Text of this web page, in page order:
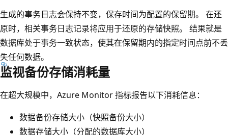
生成的事务日志会保持不变，保存时间为配置的保留期。 在还
原时，相关事务日志记录将应用于还原的存储快照。 结果就是
数据库处于事务一致状态，使其在保留期内的指定时间点前不丢
失任何数据。
监视备份存储消耗量
在超大规模中，Azure Monitor 指标报告以下消耗信息：
数据备份存储大小（快照备份大小）
数据存储大小（分配的数据库大小）